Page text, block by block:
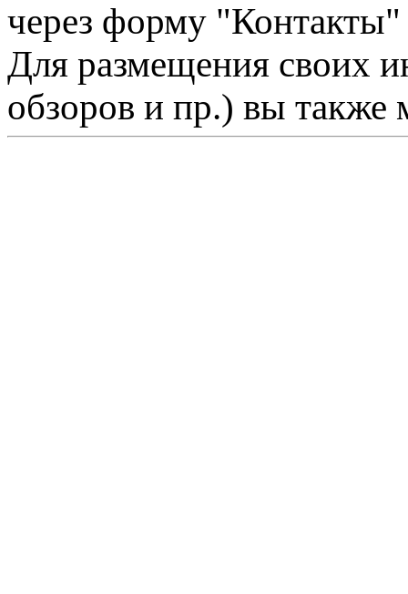
через форму "Контакты"
Для размещения своих
обзоров и пр.) вы также